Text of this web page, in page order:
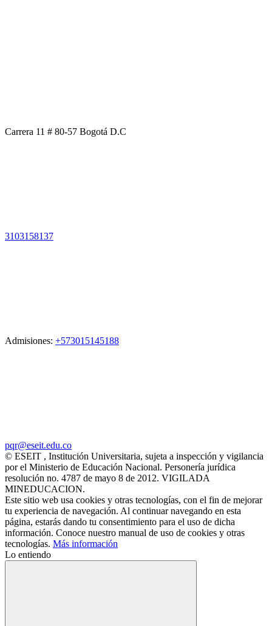
Carrera 11 # 80-57 Bogotá D.C
3103158137
Admisiones: +573015145188
pqr@eseit.edu.co
© ESEIT , Institución Universitaria, sujeta a inspección y vigilancia
por el Ministerio de Educación Nacional. Personería jurídica
resolución no. 4787 de mayo 8 de 2012. VIGILADA
MINEDUCACION.
Este sitio web usa cookies y otras tecnologías, con el fin de mejorar
tu experiencia de navegación. Al continuar navegando en esta
página, estarás dando tu consentimiento para el uso de dicha
información. Conoce nuestro manual de uso de cookies y otras
tecnologías. Más información
Lo entiendo